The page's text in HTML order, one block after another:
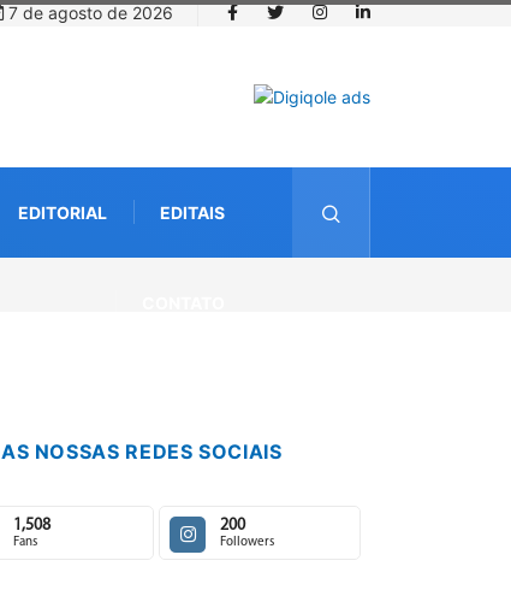
7 de agosto de 2026
EDITORIAL EDITAIS
NOSSAS REDES SOCIAIS
1,508
Fans
200
Followers